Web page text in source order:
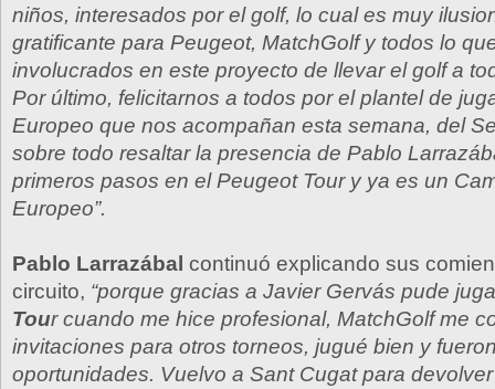
niños, interesados por el golf, lo cual es muy
gratificante para Peugeot, MatchGolf y todos lo
involucrados en este proyecto de llevar el golf a
Por último, felicitarnos a todos por el plantel de
Europeo que nos acompañan esta semana, del
sobre todo resaltar la presencia de Pablo
primeros pasos en el Peugeot Tour y ya es un
Europeo”.
Pablo Larrazábal continuó explicando sus
circuito, “porque gracias a Javier Gervás pude
Tour cuando me hice profesional, MatchGolf me
invitaciones para otros torneos, jugué bien y
oportunidades. Vuelvo a Sant Cugat para